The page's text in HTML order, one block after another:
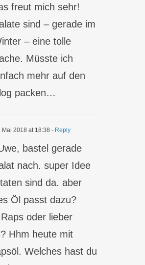
freut mich sehr!
sind – gerade im
– eine tolle
Müsste ich
mehr auf den
packen…
Mai 2018 at 18:38 - Reply
bastel gerade
nach. super Idee
sind da. aber
Öl passt dazu?
oder lieber
Hhm heute mit
Welches hast du